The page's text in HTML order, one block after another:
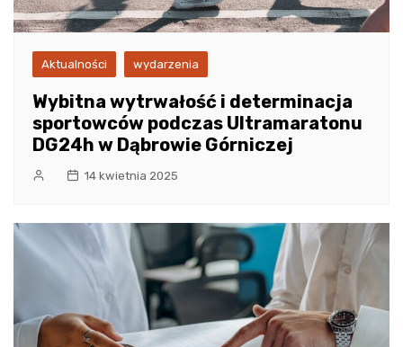
Aktualności wydarzenia
Wybitna wytrwałość i determinacja
sportowców podczas Ultramaratonu
DG24h w Dąbrowie Górniczej
14 kwietnia 2025